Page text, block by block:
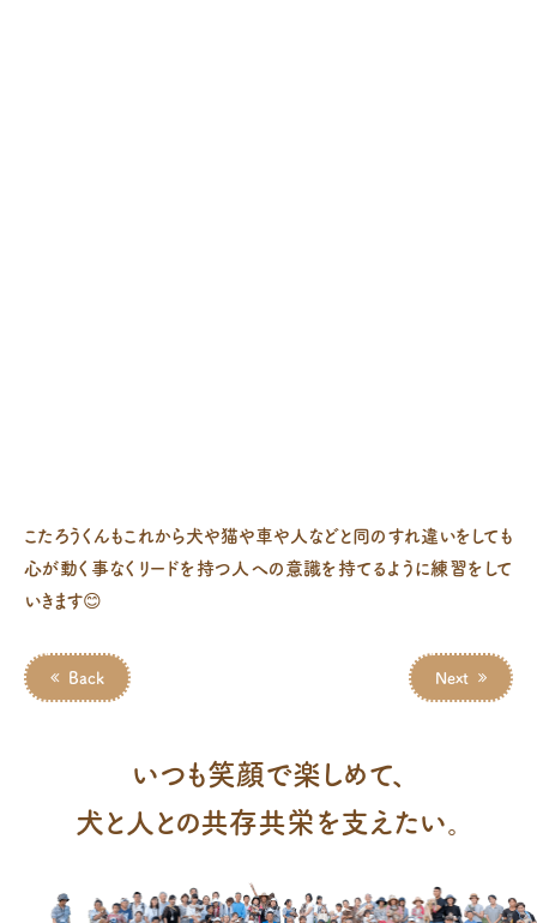
こたろうくんもこれから犬や猫や車や人などと同のすれ違いをしても
心が動く事なくリードを持つ人への意識を持てるように練習をして
いきます😊
Back Next
いつも笑顔で楽しめて、
犬と人との共存共栄を支えたい。